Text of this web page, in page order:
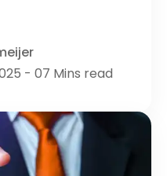
- 07 Mins read